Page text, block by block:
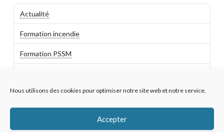
Nous utilisons des cookies pour optimiser notre site web et notre service.
Accepter
Actualité
Formation incendie
Formation PSSM
Habilitation Electrique